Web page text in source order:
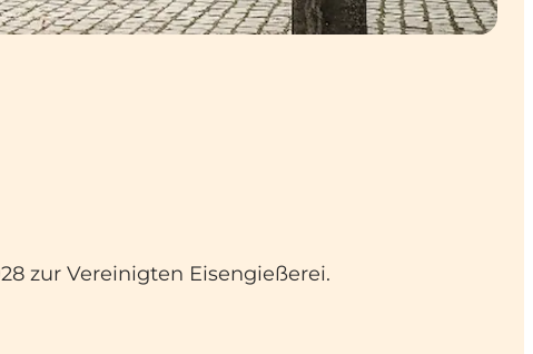
zur Vereinigten Eisengießerei.